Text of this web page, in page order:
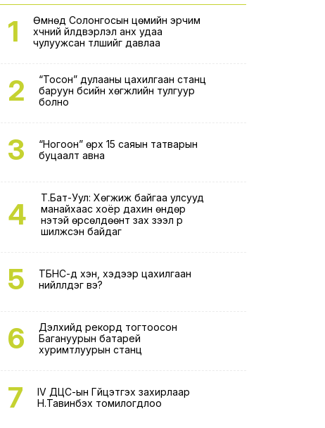
1
Өмнөд Солонгосын цөмийн эрчим
хүчний үйлдвэрлэл анх удаа
чулуужсан түлшийг давлаа
2
“Тосон” дулааны цахилгаан станц
баруун бүсийн хөгжлийн тулгуур
болно
3
“Ногоон” өрх 15 саяын татварын
буцаалт авна
4
Т.Бат-Уул: Хөгжиж байгаа улсууд
манайхаас хоёр дахин өндөр
үнэтэй өрсөлдөөнт зах зээл рүү
шилжсэн байдаг
5
ТБНС-д хэн, хэдээр цахилгаан
нийлүүлдэг вэ?
6
Дэлхийд рекорд тогтоосон
Багануурын батарей
хуримтлуурын станц
7
IV ДЦС-ын Гүйцэтгэх захирлаар
Н.Тавинбэх томилогдлоо